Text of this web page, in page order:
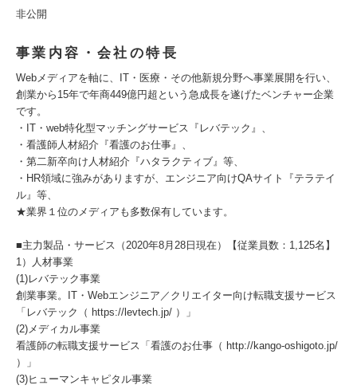
非公開
事業内容・会社の特長
Webメディアを軸に、IT・医療・その他新規分野へ事業展開を行い、
創業から15年で年商449億円超という急成長を遂げたベンチャー企業
です。
・IT・web特化型マッチングサービス『レバテック』、
・看護師人材紹介『看護のお仕事』、
・第二新卒向け人材紹介『ハタラクティブ』等、
・HR領域に強みがありますが、エンジニア向けQAサイト『テラテイ
ル』等、
★業界１位のメディアも多数保有しています。
■主力製品・サービス（2020年8月28日現在）【従業員数：1,125名】
1）人材事業
(1)レバテック事業
創業事業。IT・Webエンジニア／クリエイター向け転職支援サービス
「レバテック（ https://levtech.jp/ ）」
(2)メディカル事業
看護師の転職支援サービス「看護のお仕事（ http://kango-oshigoto.jp/
）」
(3)ヒューマンキャピタル事業